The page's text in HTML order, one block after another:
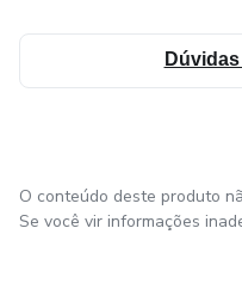
O conteúdo deste produto
Se você vir informações